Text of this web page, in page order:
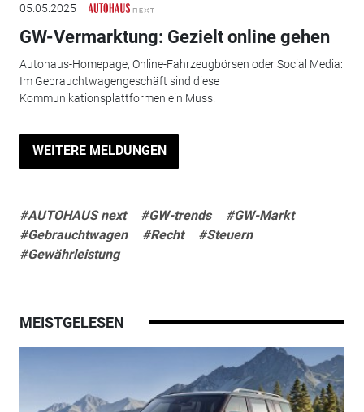
05.05.2025
GW-Vermarktung: Gezielt online gehen
Autohaus-Homepage, Online-Fahrzeugbörsen oder Social Media:
­Im Gebrauchtwagengeschäft sind diese
Kommunikationsplattformen ein Muss.
WEITERE MELDUNGEN
#AUTOHAUS next #GW-trends
#GW-Markt
#Gebrauchtwagen
#Recht
#Steuern
#Gewährleistung
MEISTGELESEN